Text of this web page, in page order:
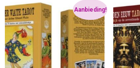
Aanbieding!